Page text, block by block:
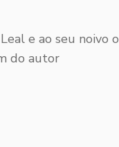
e ao seu noivo o
do autor